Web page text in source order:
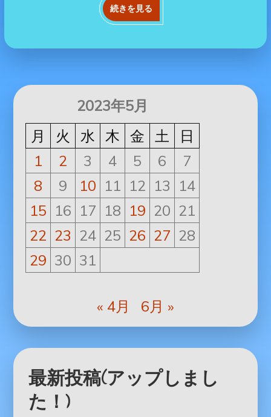
続きを見る
2023年5月
月
火 水 木 金 土
日
1
2 3 4 5 6
7
8
9 10 11 12 13 14
15 16 17 18 19 20 21
22 23 24 25 26 27 28
29 30 31
« 4月 6月 »
最新投稿(アップしまし
た！)